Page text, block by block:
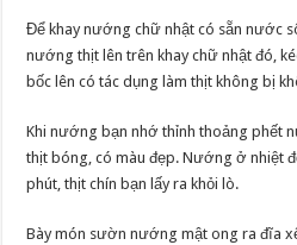
Để khay nướng chữ nhật có sẵn nước
nướng thịt lên trên khay chữ nhật đó,
bốc lên có tác dụng làm thịt không bị
Khi nướng bạn nhớ thỉnh thoảng phết
thịt bóng, có màu đẹp. Nướng ở nhiệt
phút, thịt chín bạn lấy ra khỏi lò.
Bày món sườn nướng mật ong ra đĩa